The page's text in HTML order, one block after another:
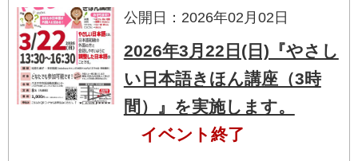
公開日：2026年02月02日
2026年3月22日(日)『やさし
い日本語きほん講座（3時
間）』を実施します。
イベント終了